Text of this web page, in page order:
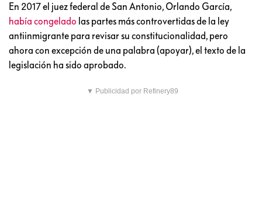
En 2017 el juez federal de San Antonio, Orlando García,
había congelado las partes más controvertidas de la ley
antiinmigrante para revisar su constitucionalidad, pero
ahora con excepción de una palabra (apoyar), el texto de la
legislación ha sido aprobado.
▼ Publicidad por Refinery89